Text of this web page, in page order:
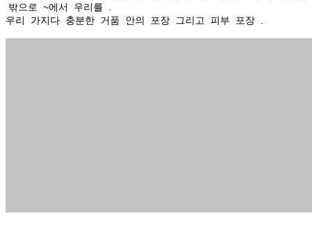
밖으로 ~에서 우리를 .
우리 가지다 충분한 거품 안의 포장 그리고 피부 포장 .